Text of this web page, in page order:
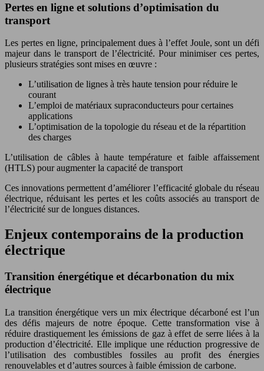
Pertes en ligne et solutions d’optimisation du
transport
Les pertes en ligne, principalement dues à l’effet Joule, sont un défi
majeur dans le transport de l’électricité. Pour minimiser ces pertes,
plusieurs stratégies sont mises en œuvre :
L’utilisation de lignes à très haute tension pour réduire le
courant
L’emploi de matériaux supraconducteurs pour certaines
applications
L’optimisation de la topologie du réseau et de la répartition
des charges
L’utilisation de câbles à haute température et faible affaissement
(HTLS) pour augmenter la capacité de transport
Ces innovations permettent d’améliorer l’efficacité globale du réseau
électrique, réduisant les pertes et les coûts associés au transport de
l’électricité sur de longues distances.
Enjeux contemporains de la production
électrique
Transition énergétique et décarbonation du mix
électrique
La transition énergétique vers un mix électrique décarboné est l’un
des défis majeurs de notre époque. Cette transformation vise à
réduire drastiquement les émissions de gaz à effet de serre liées à la
production d’électricité. Elle implique une réduction progressive de
l’utilisation des combustibles fossiles au profit des énergies
renouvelables et d’autres sources à faible émission de carbone.